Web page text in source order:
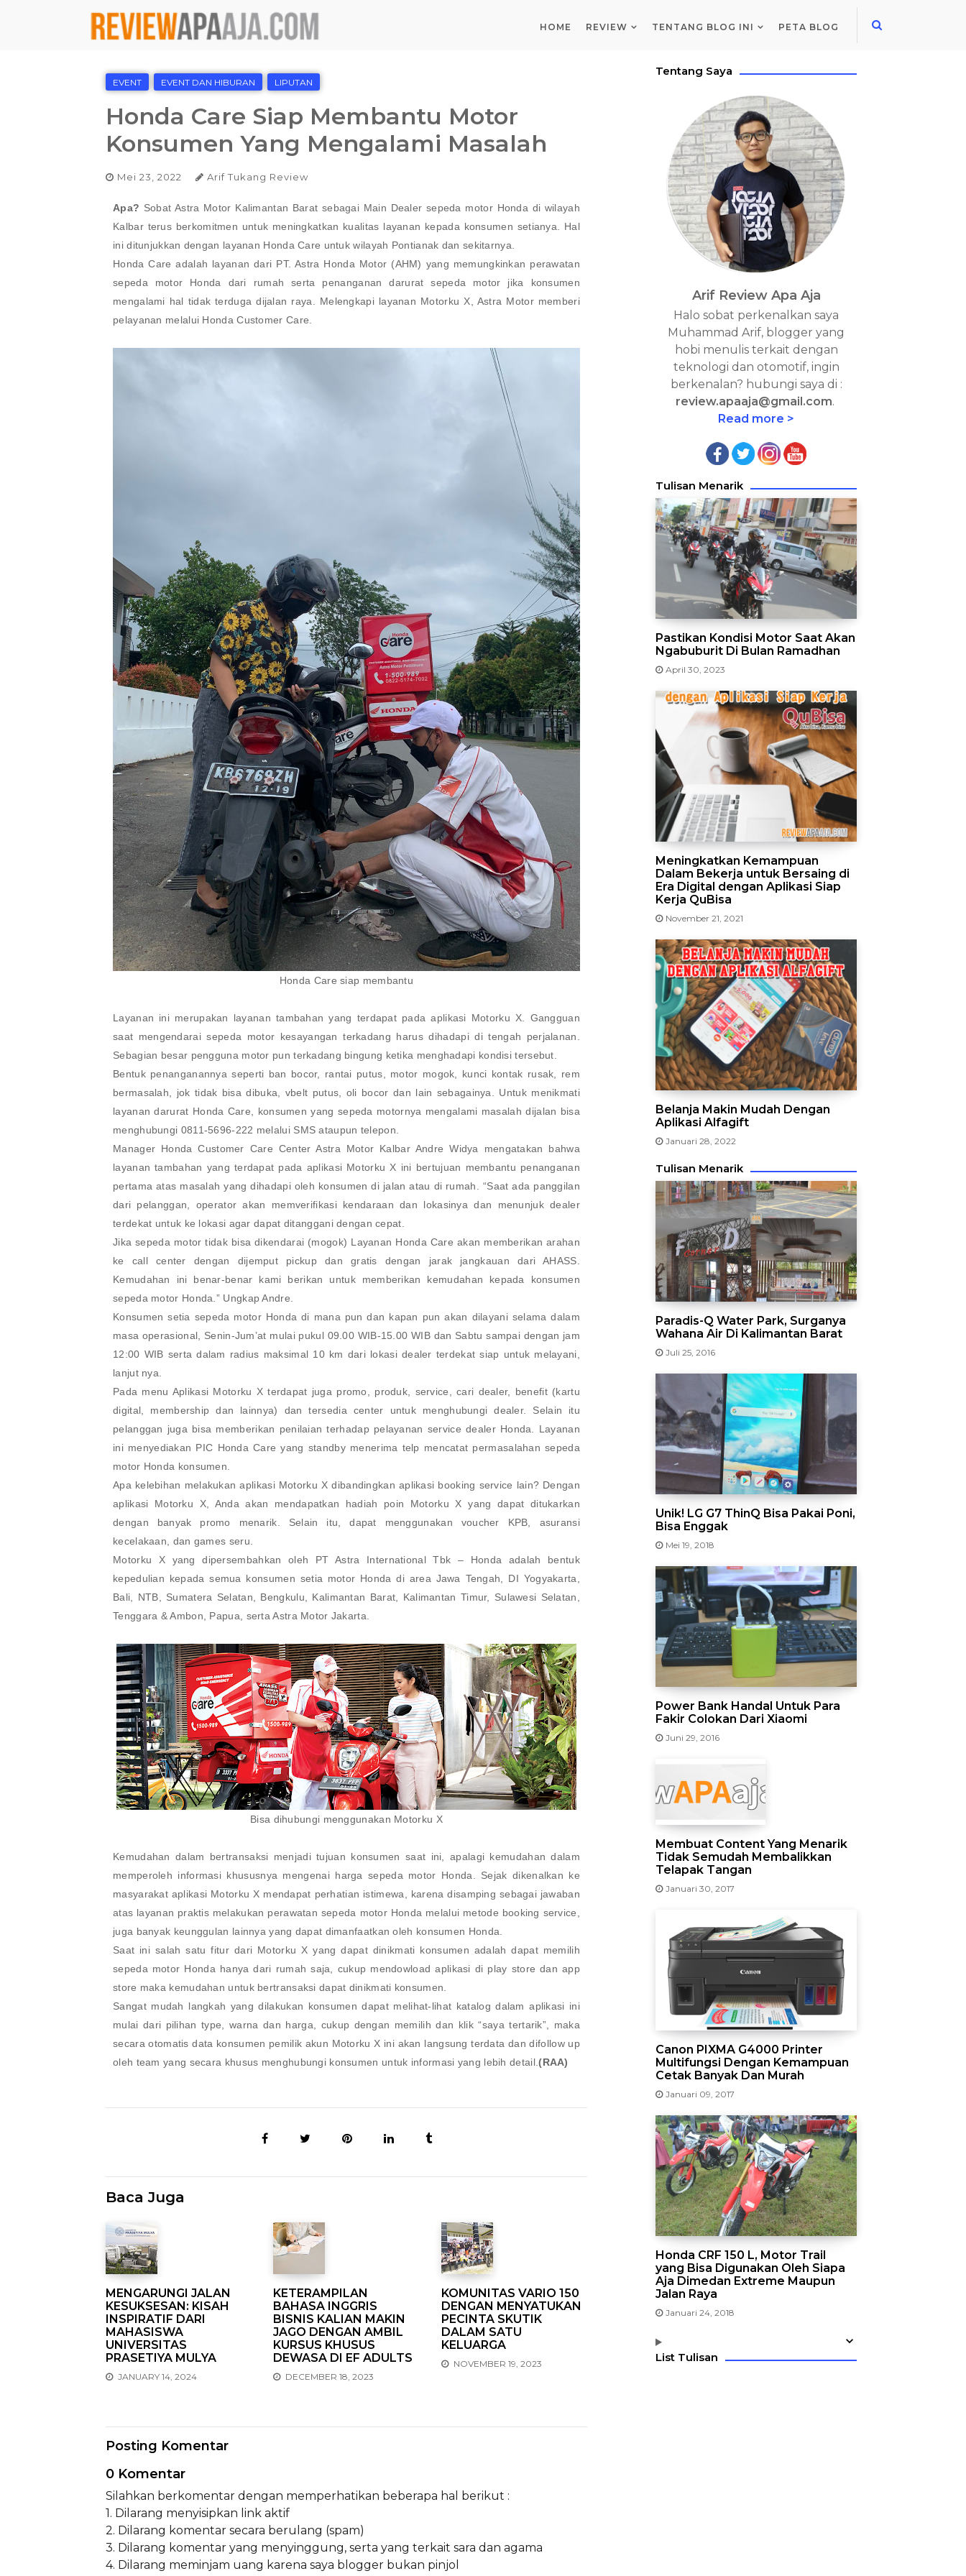
HOME REVIEW TENTANG BLOG INI PETA BLOG
EVENT EVENT DAN HIBURAN LIPUTAN
Honda Care Siap Membantu Motor
Konsumen Yang Mengalami Masalah
Mei 23, 2022 Arif Tukang Review
Apa? Sobat Astra Motor Kalimantan Barat sebagai Main Dealer sepeda motor Honda di wilayah
Kalbar terus berkomitmen untuk meningkatkan kualitas layanan kepada konsumen setianya. Hal
ini ditunjukkan dengan layanan Honda Care untuk wilayah Pontianak dan sekitarnya.
Honda Care adalah layanan dari PT. Astra Honda Motor (AHM) yang memungkinkan perawatan
sepeda motor Honda dari rumah serta penanganan darurat sepeda motor jika konsumen
mengalami hal tidak terduga dijalan raya. Melengkapi layanan Motorku X, Astra Motor memberi
pelayanan melalui Honda Customer Care.
Honda Care siap membantu
Layanan ini merupakan layanan tambahan yang terdapat pada aplikasi Motorku X. Gangguan
saat mengendarai sepeda motor kesayangan terkadang harus dihadapi di tengah perjalanan.
Sebagian besar pengguna motor pun terkadang bingung ketika menghadapi kondisi tersebut.
Bentuk penanganannya seperti ban bocor, rantai putus, motor mogok, kunci kontak rusak, rem
bermasalah, jok tidak bisa dibuka, vbelt putus, oli bocor dan lain sebagainya. Untuk menikmati
layanan darurat Honda Care, konsumen yang sepeda motornya mengalami masalah dijalan bisa
menghubungi 0811-5696-222 melalui SMS ataupun telepon.
Manager Honda Customer Care Center Astra Motor Kalbar Andre Widya mengatakan bahwa
layanan tambahan yang terdapat pada aplikasi Motorku X ini bertujuan membantu penanganan
pertama atas masalah yang dihadapi oleh konsumen di jalan atau di rumah. “Saat ada panggilan
dari pelanggan, operator akan memverifikasi kendaraan dan lokasinya dan menunjuk dealer
terdekat untuk ke lokasi agar dapat ditanggani dengan cepat.
Jika sepeda motor tidak bisa dikendarai (mogok) Layanan Honda Care akan memberikan arahan
ke call center dengan dijemput pickup dan gratis dengan jarak jangkauan dari AHASS.
Kemudahan ini benar-benar kami berikan untuk memberikan kemudahan kepada konsumen
sepeda motor Honda.” Ungkap Andre.
Konsumen setia sepeda motor Honda di mana pun dan kapan pun akan dilayani selama dalam
masa operasional, Senin-Jum’at mulai pukul 09.00 WIB-15.00 WIB dan Sabtu sampai dengan jam
12:00 WIB serta dalam radius maksimal 10 km dari lokasi dealer terdekat siap untuk melayani,
lanjut nya.
Pada menu Aplikasi Motorku X terdapat juga promo, produk, service, cari dealer, benefit (kartu
digital, membership dan lainnya) dan tersedia center untuk menghubungi dealer. Selain itu
pelanggan juga bisa memberikan penilaian terhadap pelayanan service dealer Honda. Layanan
ini menyediakan PIC Honda Care yang standby menerima telp mencatat permasalahan sepeda
motor Honda konsumen.
Apa kelebihan melakukan aplikasi Motorku X dibandingkan aplikasi booking service lain? Dengan
aplikasi Motorku X, Anda akan mendapatkan hadiah poin Motorku X yang dapat ditukarkan
dengan banyak promo menarik. Selain itu, dapat menggunakan voucher KPB, asuransi
kecelakaan, dan games seru.
Motorku X yang dipersembahkan oleh PT Astra International Tbk – Honda adalah bentuk
kepedulian kepada semua konsumen setia motor Honda di area Jawa Tengah, DI Yogyakarta,
Bali, NTB, Sumatera Selatan, Bengkulu, Kalimantan Barat, Kalimantan Timur, Sulawesi Selatan,
Tenggara & Ambon, Papua, serta Astra Motor Jakarta.
Bisa dihubungi menggunakan Motorku X
Kemudahan dalam bertransaksi menjadi tujuan konsumen saat ini, apalagi kemudahan dalam
memperoleh informasi khususnya mengenai harga sepeda motor Honda. Sejak dikenalkan ke
masyarakat aplikasi Motorku X mendapat perhatian istimewa, karena disamping sebagai jawaban
atas layanan praktis melakukan perawatan sepeda motor Honda melalui metode booking service,
juga banyak keunggulan lainnya yang dapat dimanfaatkan oleh konsumen Honda.
Saat ini salah satu fitur dari Motorku X yang dapat dinikmati konsumen adalah dapat memilih
sepeda motor Honda hanya dari rumah saja, cukup mendowload aplikasi di play store dan app
store maka kemudahan untuk bertransaksi dapat dinikmati konsumen.
Sangat mudah langkah yang dilakukan konsumen dapat melihat-lihat katalog dalam aplikasi ini
mulai dari pilihan type, warna dan harga, cukup dengan memilih dan klik “saya tertarik”, maka
secara otomatis data konsumen pemilik akun Motorku X ini akan langsung terdata dan difollow up
oleh team yang secara khusus menghubungi konsumen untuk informasi yang lebih detail.(RAA)
Baca Juga
MENGARUNGI JALAN
KESUKSESAN: KISAH
INSPIRATIF DARI
MAHASISWA
UNIVERSITAS
PRASETIYA MULYA
JANUARY 14, 2024
KETERAMPILAN
BAHASA INGGRIS
BISNIS KALIAN MAKIN
JAGO DENGAN AMBIL
KURSUS KHUSUS
DEWASA DI EF ADULTS
DECEMBER 18, 2023
KOMUNITAS VARIO 150
DENGAN MENYATUKAN
PECINTA SKUTIK
DALAM SATU
KELUARGA
NOVEMBER 19, 2023
Posting Komentar
0 Komentar
Silahkan berkomentar dengan memperhatikan beberapa hal berikut :
1. Dilarang menyisipkan link aktif
2. Dilarang komentar secara berulang (spam)
3. Dilarang komentar yang menyinggung, serta yang terkait sara dan agama
4. Dilarang meminjam uang karena saya blogger bukan pinjol
Tentang Saya
Arif Review Apa Aja
Halo sobat perkenalkan saya
Muhammad Arif, blogger yang
hobi menulis terkait dengan
teknologi dan otomotif, ingin
berkenalan? hubungi saya di :
review.apaaja@gmail.com.
Read more >
Tulisan Menarik
Pastikan Kondisi Motor Saat Akan
Ngabuburit Di Bulan Ramadhan
April 30, 2023
Meningkatkan Kemampuan
Dalam Bekerja untuk Bersaing di
Era Digital dengan Aplikasi Siap
Kerja QuBisa
November 21, 2021
Belanja Makin Mudah Dengan
Aplikasi Alfagift
Januari 28, 2022
Tulisan Menarik
Paradis-Q Water Park, Surganya
Wahana Air Di Kalimantan Barat
Juli 25, 2016
Unik! LG G7 ThinQ Bisa Pakai Poni,
Bisa Enggak
Mei 19, 2018
Power Bank Handal Untuk Para
Fakir Colokan Dari Xiaomi
Juni 29, 2016
Membuat Content Yang Menarik
Tidak Semudah Membalikkan
Telapak Tangan
Januari 30, 2017
Canon PIXMA G4000 Printer
Multifungsi Dengan Kemampuan
Cetak Banyak Dan Murah
Januari 09, 2017
Honda CRF 150 L, Motor Trail
yang Bisa Digunakan Oleh Siapa
Aja Dimedan Extreme Maupun
Jalan Raya
Januari 24, 2018
List Tulisan